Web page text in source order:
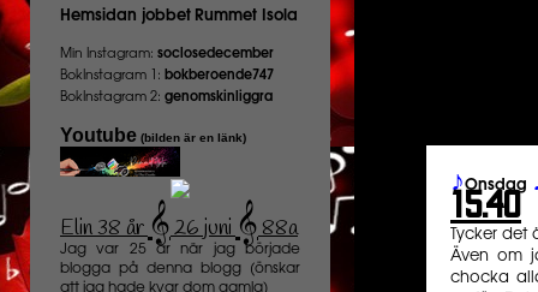
♪Onsdag
15.40
Tycker
Även om
chocka
Hemsidan jobbet Rummet Isola
Min Instagram: soclosedecember
BokInstagram 1: bokberoende747
BokInstagram 2: genomskinliggra
Youtube (bilden är en länk)
Elin 38 år𝄞26 juni𝄞88a
Jag var 25 år när jag började
blogga på denna blogg (önskar
att jag hade kvar dom gamla)